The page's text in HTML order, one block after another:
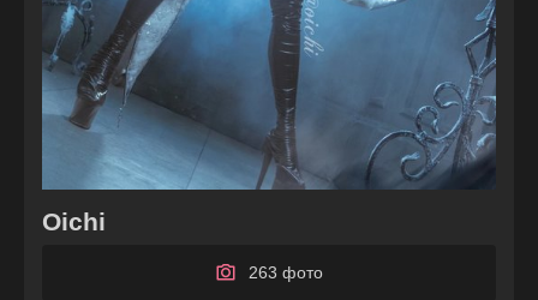
Oichi
263 фото